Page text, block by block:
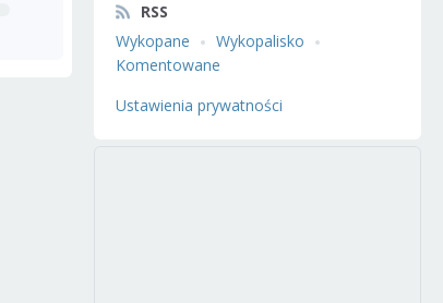
RSS
Wykopane
Wykopalisko
Komentowane
Ustawienia prywatności